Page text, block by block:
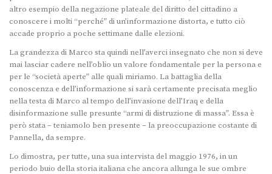
altro esempio della negazione plateale del diritto del cittadino a
conoscere i molti “perché” di un’informazione distorta, e tutto ciò
accade proprio a poche settimane dalle elezioni.
La grandezza di Marco sta quindi nell’averci insegnato che non si deve
mai lasciar cadere nell’oblio un valore fondamentale per la persona e
per le “società aperte” alle quali miriamo. La battaglia della
conoscenza e dell’informazione si sarà certamente precisata meglio
nella testa di Marco al tempo dell’invasione dell’Iraq e della
disinformazione sulle presunte “armi di distruzione di massa”. Essa è
però stata – teniamolo ben presente – la preoccupazione costante di
Pannella, da sempre.
Lo dimostra, per tutte, una sua intervista del maggio 1976, in un
periodo buio della storia italiana che ancora allunga le sue ombre